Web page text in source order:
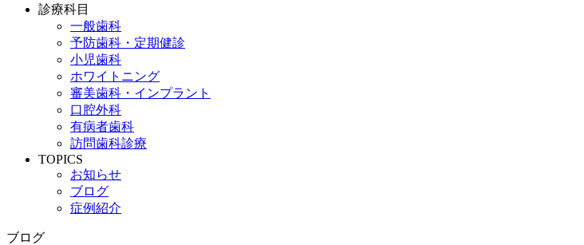
診療科目
一般歯科
予防歯科・定期健診
小児歯科
ホワイトニング
審美歯科・インプラント
口腔外科
有病者歯科
訪問歯科診療
TOPICS
お知らせ
ブログ
症例紹介
ブログ